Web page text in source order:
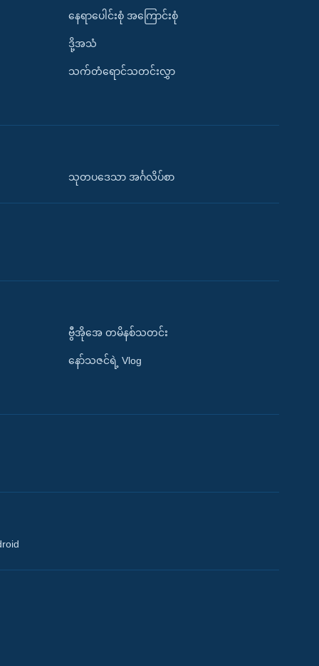
နေရာပေါင်းစုံ အကြောင်းစုံ
ဒို့အသံ
သက်တံရောင်သတင်းလွှာ
သုတပဒေသာ အင်္ဂလိပ်စာ
ဗွီအိုအေ တမိနစ်သတင်း
နော်သဇင်ရဲ့ Vlog